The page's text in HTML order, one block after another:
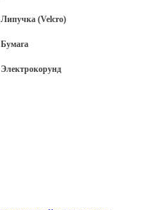
Липучка (Velcro)
Бумага
Электрокорунд